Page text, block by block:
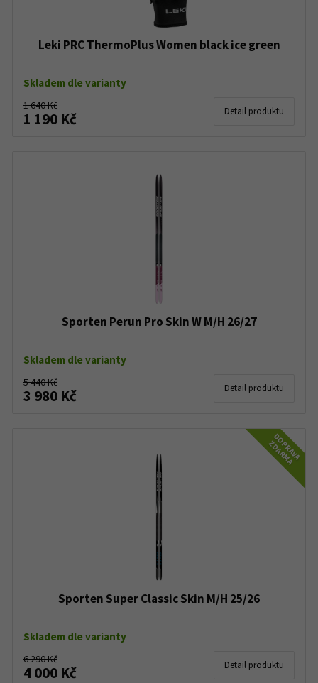
Leki PRC ThermoPlus Women black ice green
Skladem dle varianty
1 640 Kč
1 190 Kč Detail produktu
Sporten Perun Pro Skin W M/H 26/27
Skladem dle varianty
5 440 Kč
3 980 Kč Detail produktu
DOPRAVA
ZDARMA
Sporten Super Classic Skin M/H 25/26
Skladem dle varianty
6 290 Kč
4 000 Kč Detail produktu